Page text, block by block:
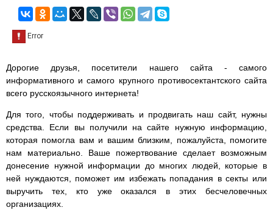
Дорогие друзья, посетители нашего сайта - самого
информативного и самого крупного противосектантского сайта
всего русскоязычного интернета!
Для того, чтобы поддерживать и продвигать наш сайт, нужны
средства. Если вы получили на сайте нужную информацию,
которая помогла вам и вашим близким, пожалуйста, помогите
нам материально. Ваше пожертвование сделает возможным
донесение нужной информации до многих людей, которые в
ней нуждаются, поможет им избежать попадания в секты или
выручить тех, кто уже оказался в этих бесчеловечных
организациях.